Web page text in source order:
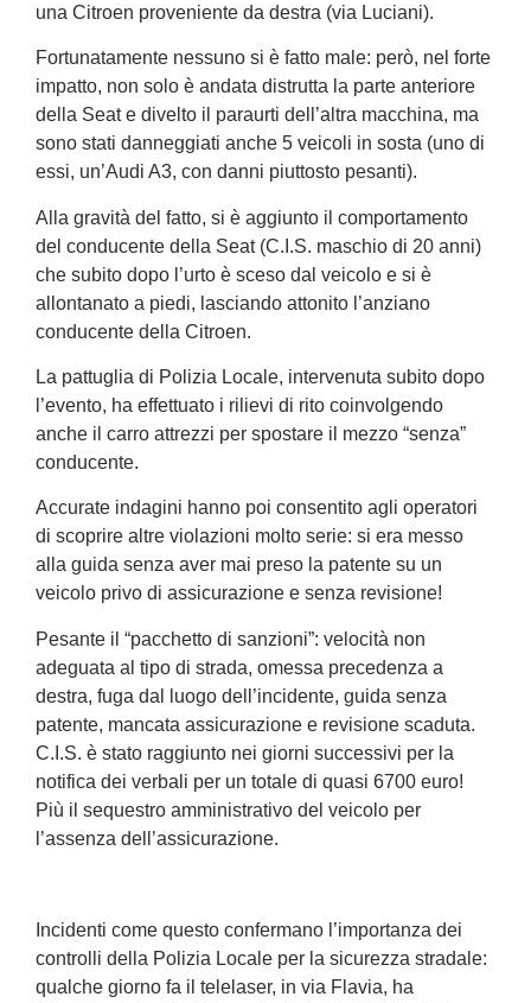
una Citroen proveniente da destra (via Luciani).
Fortunatamente nessuno si è fatto male: però, nel forte
impatto, non solo è andata distrutta la parte anteriore
della Seat e divelto il paraurti dell’altra macchina, ma
sono stati danneggiati anche 5 veicoli in sosta (uno di
essi, un’Audi A3, con danni piuttosto pesanti).
Alla gravità del fatto, si è aggiunto il comportamento
del conducente della Seat (C.I.S. maschio di 20 anni)
che subito dopo l’urto è sceso dal veicolo e si è
allontanato a piedi, lasciando attonito l’anziano
conducente della Citroen.
La pattuglia di Polizia Locale, intervenuta subito dopo
l’evento, ha effettuato i rilievi di rito coinvolgendo
anche il carro attrezzi per spostare il mezzo “senza”
conducente.
Accurate indagini hanno poi consentito agli operatori
di scoprire altre violazioni molto serie: si era messo
alla guida senza aver mai preso la patente su un
veicolo privo di assicurazione e senza revisione!
Pesante il “pacchetto di sanzioni”: velocità non
adeguata al tipo di strada, omessa precedenza a
destra, fuga dal luogo dell’incidente, guida senza
patente, mancata assicurazione e revisione scaduta.
C.I.S. è stato raggiunto nei giorni successivi per la
notifica dei verbali per un totale di quasi 6700 euro!
Più il sequestro amministrativo del veicolo per
l’assenza dell’assicurazione.
Incidenti come questo confermano l’importanza dei
controlli della Polizia Locale per la sicurezza stradale:
qualche giorno fa il telelaser, in via Flavia, ha